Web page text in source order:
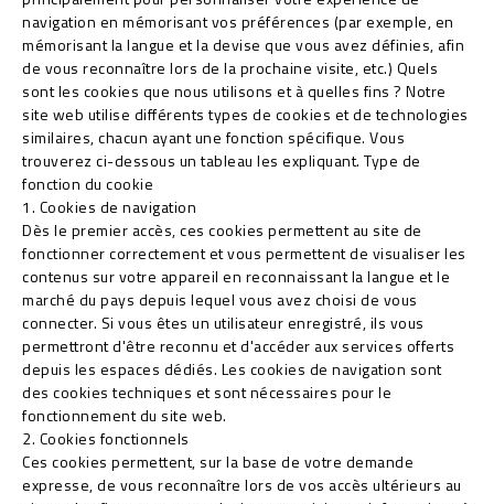
navigation en mémorisant vos préférences (par exemple, en
mémorisant la langue et la devise que vous avez définies, afin
de vous reconnaître lors de la prochaine visite, etc.) Quels
sont les cookies que nous utilisons et à quelles fins ? Notre
site web utilise différents types de cookies et de technologies
similaires, chacun ayant une fonction spécifique. Vous
trouverez ci-dessous un tableau les expliquant. Type de
fonction du cookie
1. Cookies de navigation
Dès le premier accès, ces cookies permettent au site de
fonctionner correctement et vous permettent de visualiser les
contenus sur votre appareil en reconnaissant la langue et le
marché du pays depuis lequel vous avez choisi de vous
connecter. Si vous êtes un utilisateur enregistré, ils vous
permettront d'être reconnu et d'accéder aux services offerts
depuis les espaces dédiés. Les cookies de navigation sont
des cookies techniques et sont nécessaires pour le
fonctionnement du site web.
2. Cookies fonctionnels
Ces cookies permettent, sur la base de votre demande
expresse, de vous reconnaître lors de vos accès ultérieurs au